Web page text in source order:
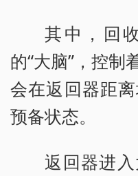
其中，回
的“大脑”，控制
会在返回器距
预备状态。
返回器进